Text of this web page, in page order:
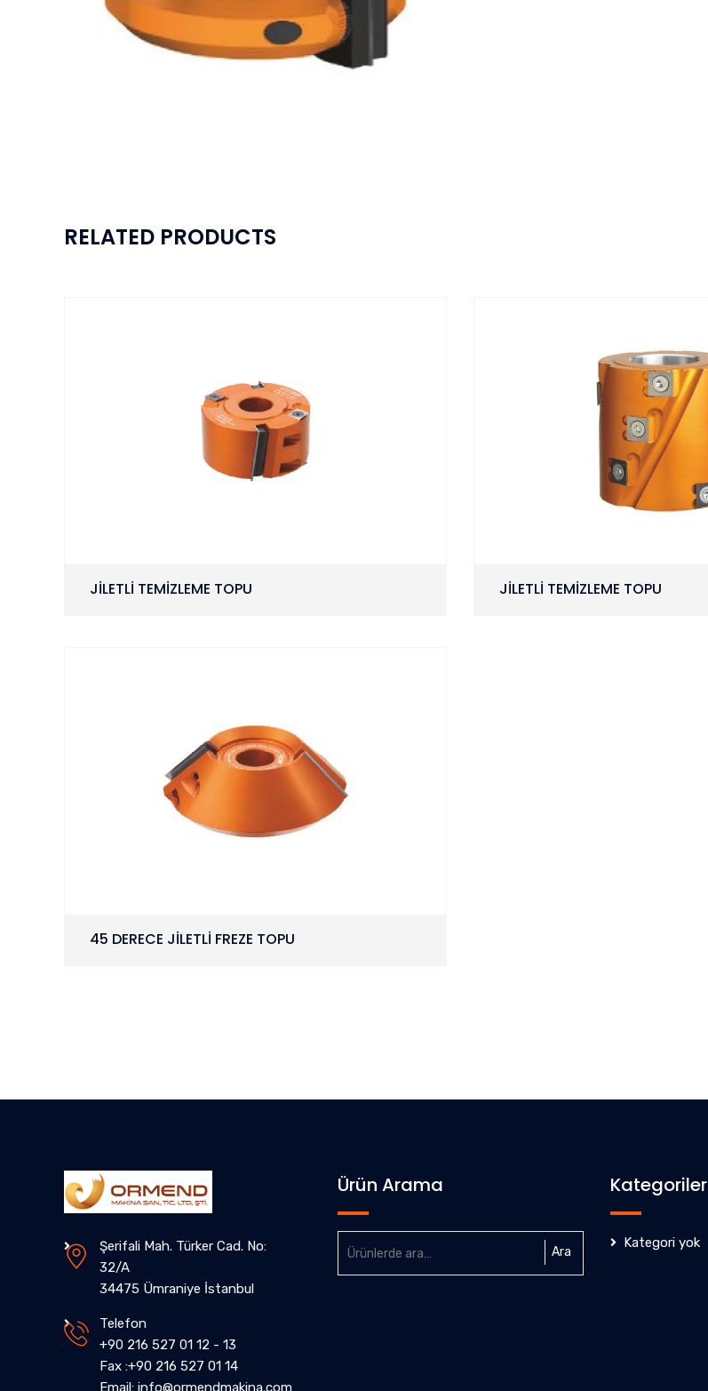
RELATED PRODUCTS
JİLETLİ TEMİZLEME TOPU JİLETLİ TEMİZLEME TOPU
45 DERECE JİLETLİ FREZE TOPU
Şerifali Mah. Türker Cad. No:
32/A
34475 Ümraniye İstanbul
Telefon
+90 216 527 01 12 - 13
Fax :+90 216 527 01 14
Email: info@ormendmakina.com
Ürün Arama
Ara
Kategoriler
Kategori yok